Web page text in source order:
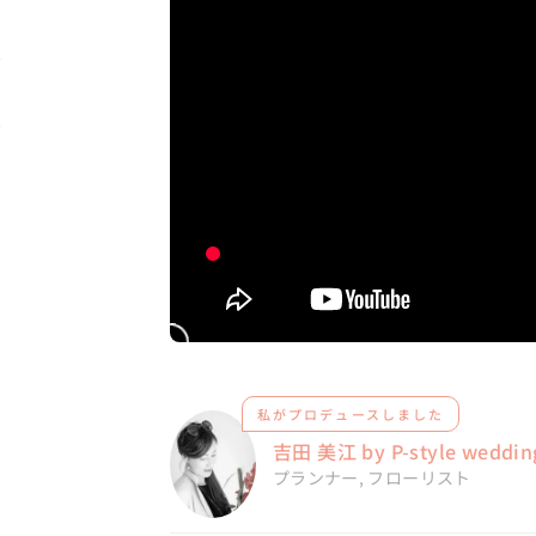
私がプロデュースしました
吉田 美江 by P-style
プランナー, フローリスト